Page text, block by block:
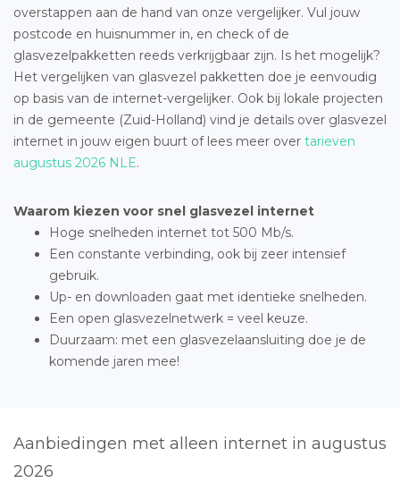
overstappen aan de hand van onze vergelijker. Vul jouw
postcode en huisnummer in, en check of de
glasvezelpakketten reeds verkrijgbaar zijn. Is het mogelijk?
Het vergelijken van glasvezel pakketten doe je eenvoudig
op basis van de internet-vergelijker. Ook bij lokale projecten
in de gemeente (Zuid-Holland) vind je details over glasvezel
internet in jouw eigen buurt of lees meer over tarieven
augustus 2026 NLE.
Waarom kiezen voor snel glasvezel internet
Hoge snelheden internet tot 500 Mb/s.
Een constante verbinding, ook bij zeer intensief
gebruik.
Up- en downloaden gaat met identieke snelheden.
Een open glasvezelnetwerk = veel keuze.
Duurzaam: met een glasvezelaansluiting doe je de
komende jaren mee!
Aanbiedingen met alleen internet in augustus
2026